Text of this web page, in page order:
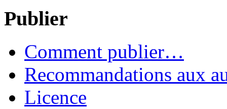
Publier
Comment publier…
Recommandations aux
Licence